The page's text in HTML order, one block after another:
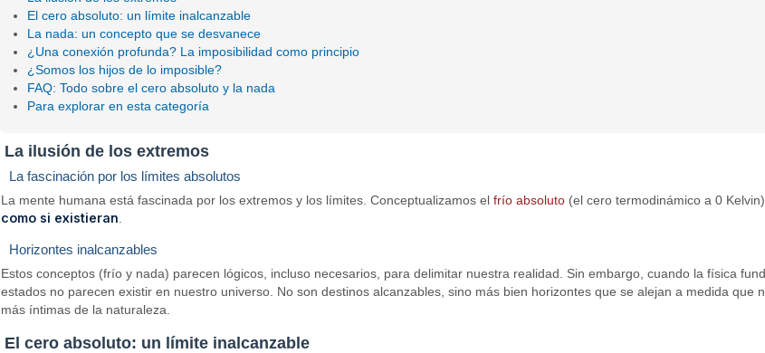
El cero absoluto: un límite inalcanzable
La nada: un concepto que se desvanece
¿Una conexión profunda? La imposibilidad como principio
¿Somos los hijos de lo imposible?
FAQ: Todo sobre el cero absoluto y la nada
Para explorar en esta categoría
La ilusión de los extremos
La fascinación por los límites absolutos
La mente humana está fascinada por los extremos y los límites. Conceptualizamos elfrío absoluto (el cero termodinámico a 0
como si existieran.
Horizontes inalcanzables
Estos conceptos (frío y nada) parecen lógicos, incluso necesarios, para delimitar nuestra realidad. Sin embargo, cuando la física
estados no parecen existir en nuestro universo. No son destinos alcanzables, sino más bien horizontes que se alejan a medida
más íntimas de la naturaleza.
El cero absoluto: un límite inalcanzable